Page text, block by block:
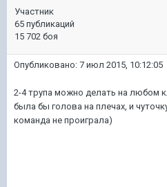
Участник
65 публикаций
15 702 боя
Опубликовано: 7 июл 2015, 10:12:05
2-4 трупа можно делать на любом
была бы голова на плечах, и
команда не проиграла)